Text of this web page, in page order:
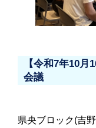
【令和7年10
会議
県央ブロック(吉